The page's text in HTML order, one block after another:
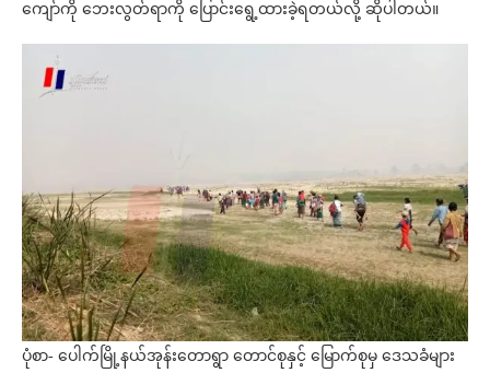
ကျော်ကို ဘေးလွတ်ရာကို ပြောင်းရွေ့ထားခဲ့ရတယ်လို့ ဆိုပါတယ်။
ပုံစာ- ပေါက်မြို့နယ်အုန်းတောရွာ တောင်စုနှင့် မြောက်စုမှ ဒေသခံများ